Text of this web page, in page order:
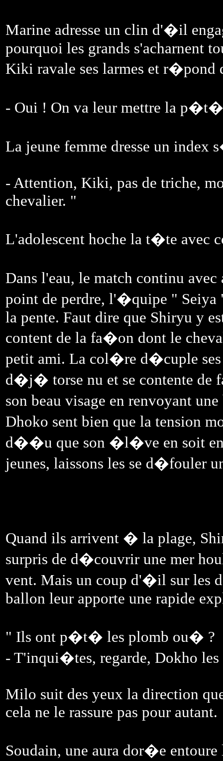
Marine adresse un clin d'�il
pourquoi les grands s'acharnent
Kiki ravale ses larmes et r�pond
- Oui ! On va leur mettre la
La jeune femme dresse un
- Attention, Kiki, pas de triche,
chevalier. "
L'adolescent hoche la t�te avec
Dans l'eau, le match continu
point de perdre, l'�quipe " Seiya
la pente. Faut dire que Shiryu y
content de la fa�on dont le
petit ami. La col�re d�cuple
d�j� torse nu et se contente de
son beau visage en renvoyant
Dhoko sent bien que la tension
d��u que son �l�ve en soit en
jeunes, laissons les se d�fouler
Quand ils arrivent � la plage,
surpris de d�couvrir une mer
vent. Mais un coup d'�il sur les
ballon leur apporte une rapide
" Ils ont p�t� les plomb ou� ?
- T'inqui�tes, regarde, Dokho
Milo suit des yeux la direction
cela ne le rassure pas pour autant.
Soudain, une aura dor�e